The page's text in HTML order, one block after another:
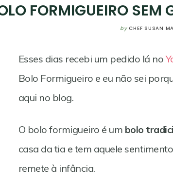
FORMIGUEIRO SEM
by CHEF SUSAN
Esses dias recebi um pedido lá no
Bolo Formigueiro e eu não sei
aqui no blog.
O bolo formigueiro é um bolo
casa da tia e tem aquele
remete à infância.